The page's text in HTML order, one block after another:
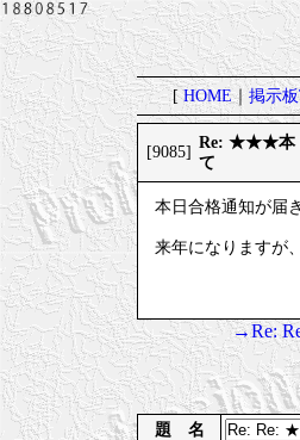
[HOME｜掲示
[9085]
Re: ★★★本ト
て
本日合格通知が届
来年になりますが
→Re:
題 名